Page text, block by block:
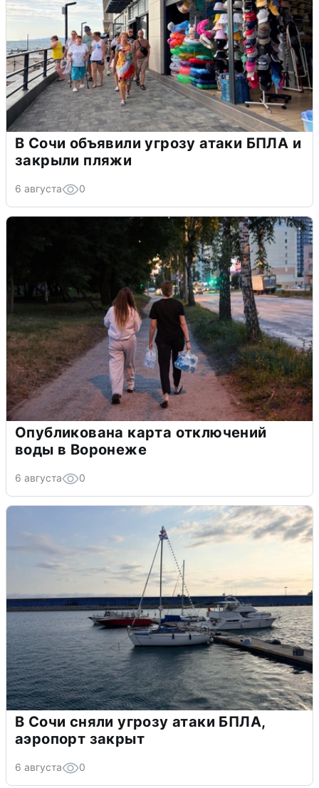
В Сочи объявили угрозу атаки БПЛА и
закрыли пляжи
6 августа 0
Опубликована карта отключений
воды в Воронеже
6 августа 0
В Сочи сняли угрозу атаки БПЛА,
аэропорт закрыт
6 августа 0